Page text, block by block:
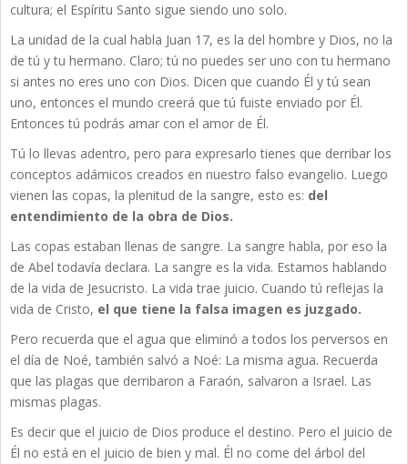
cultura; el Espíritu Santo sigue siendo uno solo.
La unidad de la cual habla Juan 17, es la del hombre y Dios, no la
de tú y tu hermano. Claro; tú no puedes ser uno con tu hermano
si antes no eres uno con Dios. Dicen que cuando Él y tú sean
uno, entonces el mundo creerá que tú fuiste enviado por Él.
Entonces tú podrás amar con el amor de Él.
Tú lo llevas adentro, pero para expresarlo tienes que derribar los
conceptos adámicos creados en nuestro falso evangelio. Luego
vienen las copas, la plenitud de la sangre, esto es: del
entendimiento de la obra de Dios.
Las copas estaban llenas de sangre. La sangre habla, por eso la
de Abel todavía declara. La sangre es la vida. Estamos hablando
de la vida de Jesucristo. La vida trae juicio. Cuando tú reflejas la
vida de Cristo, el que tiene la falsa imagen es juzgado.
Pero recuerda que el agua que eliminó a todos los perversos en
el día de Noé, también salvó a Noé: La misma agua. Recuerda
que las plagas que derribaron a Faraón, salvaron a Israel. Las
mismas plagas.
Es decir que el juicio de Dios produce el destino. Pero el juicio de
Él no está en el juicio de bien y mal. Él no come del árbol del